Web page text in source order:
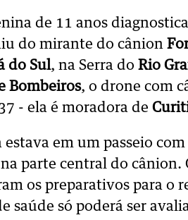
de 11 anos
do mirante do cânion
do Sul, na Serra do Rio
Bombeiros, o drone com
- ela é moradora de
em um passeio
parte central do cânion.
os preparativos para o
saúde só poderá ser